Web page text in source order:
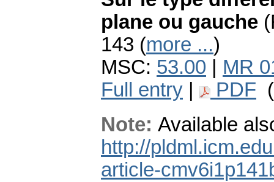
plane ou gauche
143 (more ...)
MSC: 53.00
MR
Full entry
PDF
Note: Available
http://
article-